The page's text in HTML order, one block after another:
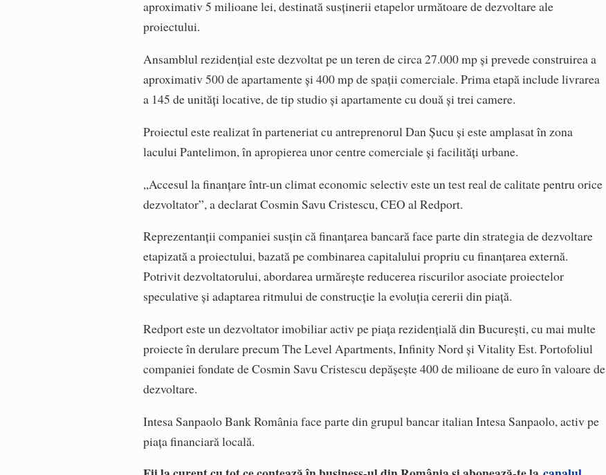
aproximativ 5 milioane lei, destinată susținerii etapelor următoare de dezvoltare ale
proiectului.
Ansamblul rezidențial este dezvoltat pe un teren de circa 27.000 mp și prevede construirea a
aproximativ 500 de apartamente și 400 mp de spații comerciale. Prima etapă include livrarea
a 145 de unități locative, de tip studio și apartamente cu două și trei camere.
Proiectul este realizat în parteneriat cu antreprenorul Dan Șucu și este amplasat în zona
lacului Pantelimon, în apropierea unor centre comerciale și facilități urbane.
„Accesul la finanțare într-un climat economic selectiv este un test real de calitate pentru orice
dezvoltator”, a declarat Cosmin Savu Cristescu, CEO al Redport.
Reprezentanții companiei susțin că finanțarea bancară face parte din strategia de dezvoltare
etapizată a proiectului, bazată pe combinarea capitalului propriu cu finanțarea externă.
Potrivit dezvoltatorului, abordarea urmărește reducerea riscurilor asociate proiectelor
speculative și adaptarea ritmului de construcție la evoluția cererii din piață.
Redport este un dezvoltator imobiliar activ pe piața rezidențială din București, cu mai multe
proiecte în derulare precum The Level Apartments, Infinity Nord și Vitality Est. Portofoliul
companiei fondate de Cosmin Savu Cristescu depășește 400 de milioane de euro în valoare de
dezvoltare.
Intesa Sanpaolo Bank România face parte din grupul bancar italian Intesa Sanpaolo, activ pe
piața financiară locală.